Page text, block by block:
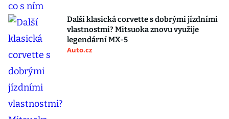
Další klasická corvette s dobrými jízdními
vlastnostmi? Mitsuoka znovu využije
legendární MX-5
Auto.cz